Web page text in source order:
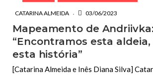
CATARINA ALMEIDA 03/06/2023
Mapeamento de Andriivka:
“Encontramos esta
esta história”
[Catarina Almeida e Inês Diana Silva]